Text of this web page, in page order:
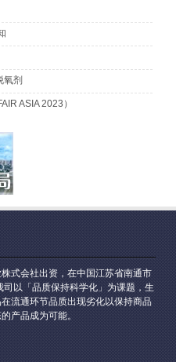
氧剂
ASIA 2023）
式会社出资，在中国江苏省南通市
以「品质保持科学化」为课题，生
流通环节品质出现劣化以保持商品
产品成为可能。